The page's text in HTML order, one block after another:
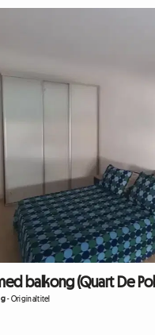
balkong (Quart De
-Originaltitel